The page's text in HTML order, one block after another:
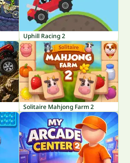
Uphill Racing 2
Solitaire Mahjong Farm 2